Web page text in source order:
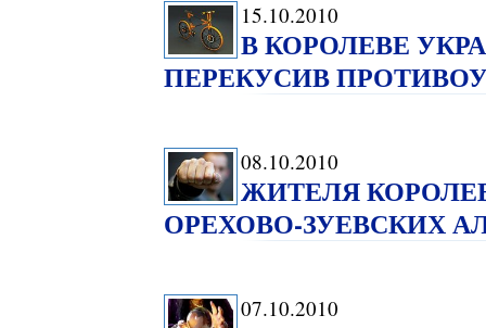
15.10.2010
В КОРОЛЕВЕ
ПЕРЕКУСИВ
08.10.2010
ЖИТЕЛЯ
ОРЕХОВО-ЗУЕВСКИХ
07.10.2010